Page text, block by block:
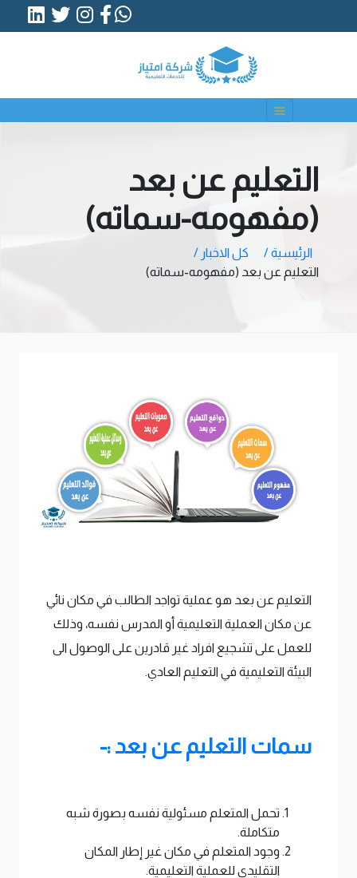
التعليم عن بعد
(مفهومه-سماته)
الرئيسية /
كل الاخبار /
التعليم عن بعد (مفهومه-سماته)
التعليم عن بعد هو عملية تواجد الطالب في مكان نائي
عن مكان العملية التعليمية أو المدرس نفسه، وذلك
للعمل على تشجيع افراد غير قادرين على الوصول الى
البيئة التعليمية في التعليم العادي.
سمات التعليم عن بعد :-
تحمل المتعلم مسئولية نفسه بصورة شبه
متكاملة.
وجود المتعلم في مكان غير إطار المكان
التقليدي للعملية التعليمية.